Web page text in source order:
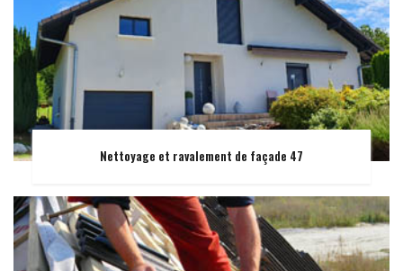
Nettoyage et ravalement de façade 47